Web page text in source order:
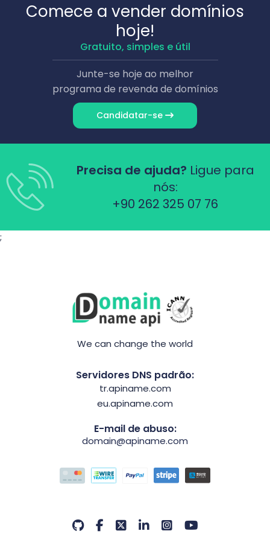
Comece a vender domínios
hoje!
Gratuito, simples e útil
Junte-se hoje ao melhor
programa de revenda de domínios
Candidatar-se
Precisa de ajuda? Ligue para
nós:
+90 262 325 07 76
;
We can change the world
Servidores DNS padrão:
tr.apiname.com
eu.apiname.com
E-mail de abuso:
domain@apiname.com